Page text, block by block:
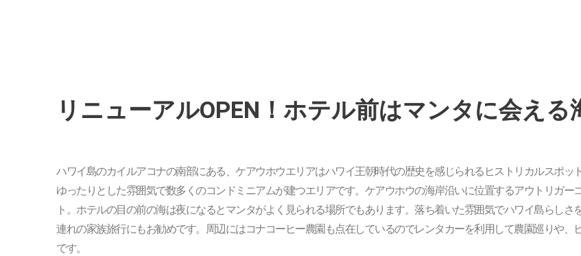
リニューアルOPEN！ホテル前はマンタに会える
ハワイ島のカイルアコナの南部にある、ケアウホウエリアはハワイ王朝時代の歴史を感じられるヒストリカルスポ
ゆったりとした雰囲気で数多くのコンドミニアムが建つエリアです。ケアウホウの海岸沿いに位置するアウトリガ
ト。ホテルの目の前の海は夜になるとマンタがよく見られる場所でもあります。落ち着いた雰囲気でハワイ島らし
連れの家族旅行にもお勧めです。周辺にはコナコーヒー農園も点在しているのでレンタカーを利用して農園巡りや
です。